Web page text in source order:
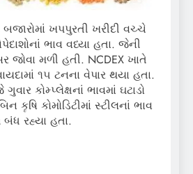
ખપપુરતી ખરીદી વચ્ચે
ભાવ વધ્યા હતા. જેની
જોવા મળી હતી. NCDEX ખાતે
૧૫ ટનના વેપાર થયા હતા.
કોમ્પ્લેક્ષનાં ભાવમાં ઘટાડો
કૄષિ કોમોડિટીમાં સ્ટીલનાં ભાવ
રહ્યા હતા.